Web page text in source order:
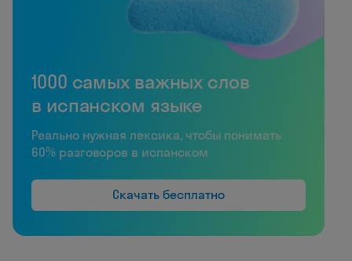
1000 самых важных слов
в испанском языке
Реально нужная лексика, чтобы понимать
60% разговоров в испанском
Скачать бесплатно